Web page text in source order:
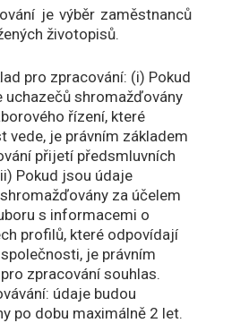
je výběr zaměstnanců
životopisů.
pro zpracování: (i) Pokud
uchazečů shromažďovány
řízení, které
vede, je právním základem
přijetí předsmluvních
Pokud jsou údaje
za účelem
s informacemi o
profilů, které odpovídají
je právním
zpracování souhlas.
údaje budou
po dobu maximálně 2 let.